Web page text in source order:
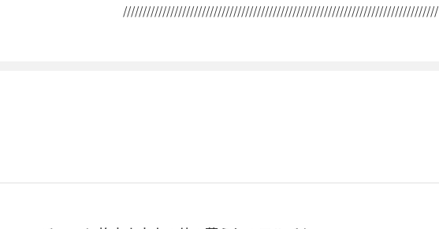
////////////////////////////////////////////////////////////////////////////////